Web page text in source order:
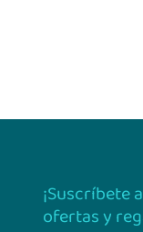
¡Suscríbete
ofertas y